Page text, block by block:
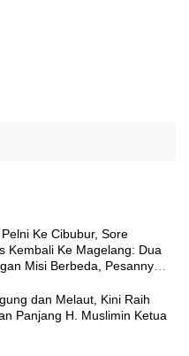
Ke Cibubur, Sore
Kembali Ke Magelang: Dua
Misi Berbeda, Pesannya
dan Melaut, Kini Raih
Panjang H. Muslimin Ketua